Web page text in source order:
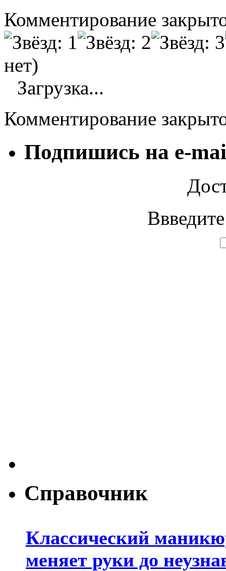
Комментирование
нет)
Загрузка...
Комментирование
Подпишись на e-
Справочник
Классический
меняет руки до